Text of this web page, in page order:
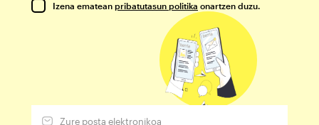
Izena ematean pribatutasun politika onartzen duzu.